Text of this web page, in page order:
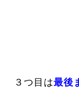
３つ目は最後